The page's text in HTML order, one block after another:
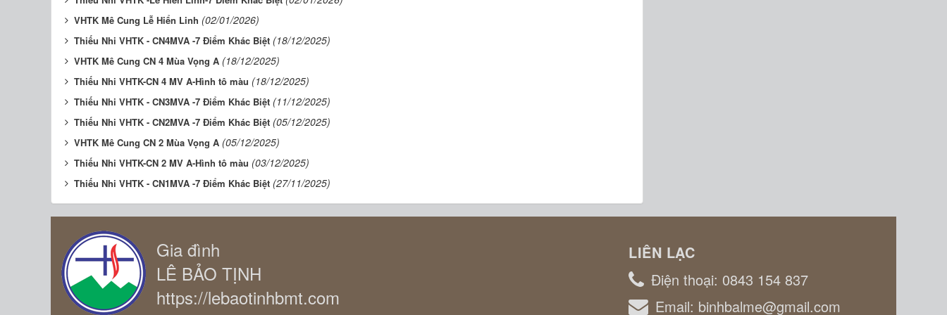
VHTK Mê Cung Lễ Hiển Linh (02/01/2026)
Thiếu Nhi VHTK - CN4MVA -7 Điểm Khác Biệt (18/12/2025)
VHTK Mê Cung CN 4 Mùa Vọng A (18/12/2025)
Thiếu Nhi VHTK-CN 4 MV A-Hình tô màu (18/12/2025)
Thiếu Nhi VHTK - CN3MVA -7 Điểm Khác Biệt (11/12/2025)
Thiếu Nhi VHTK - CN2MVA -7 Điểm Khác Biệt (05/12/2025)
VHTK Mê Cung CN 2 Mùa Vọng A (05/12/2025)
Thiếu Nhi VHTK-CN 2 MV A-Hình tô màu (03/12/2025)
Thiếu Nhi VHTK - CN1MVA -7 Điểm Khác Biệt (27/11/2025)
Gia đình
LÊ BẢO TỊNH
https://lebaotinhbmt.com
LIÊN LẠC
Điện thoại: 0843 154 837
Email: binhbalme@gmail.com